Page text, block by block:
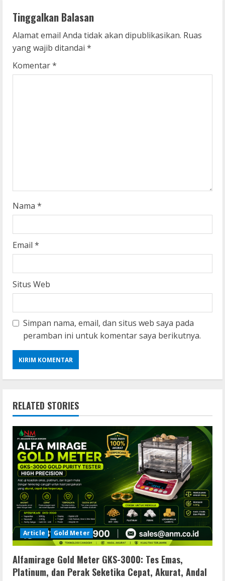
n
u
e
n
g
Tinggalkan Balasan
Alamat email Anda tidak akan dipublikasikan. Ruas
yang wajib ditandai *
Komentar*
Nama *
Email *
Situs Web
Simpan nama, email, dan situs web saya pada
peramban ini untuk komentar saya berikutnya.
RELATED STORIES
Article Gold Meter
Alfamirage Gold Meter GKS-3000: Tes Emas,
Platinum, dan Perak Seketika Cepat, Akurat, Andal